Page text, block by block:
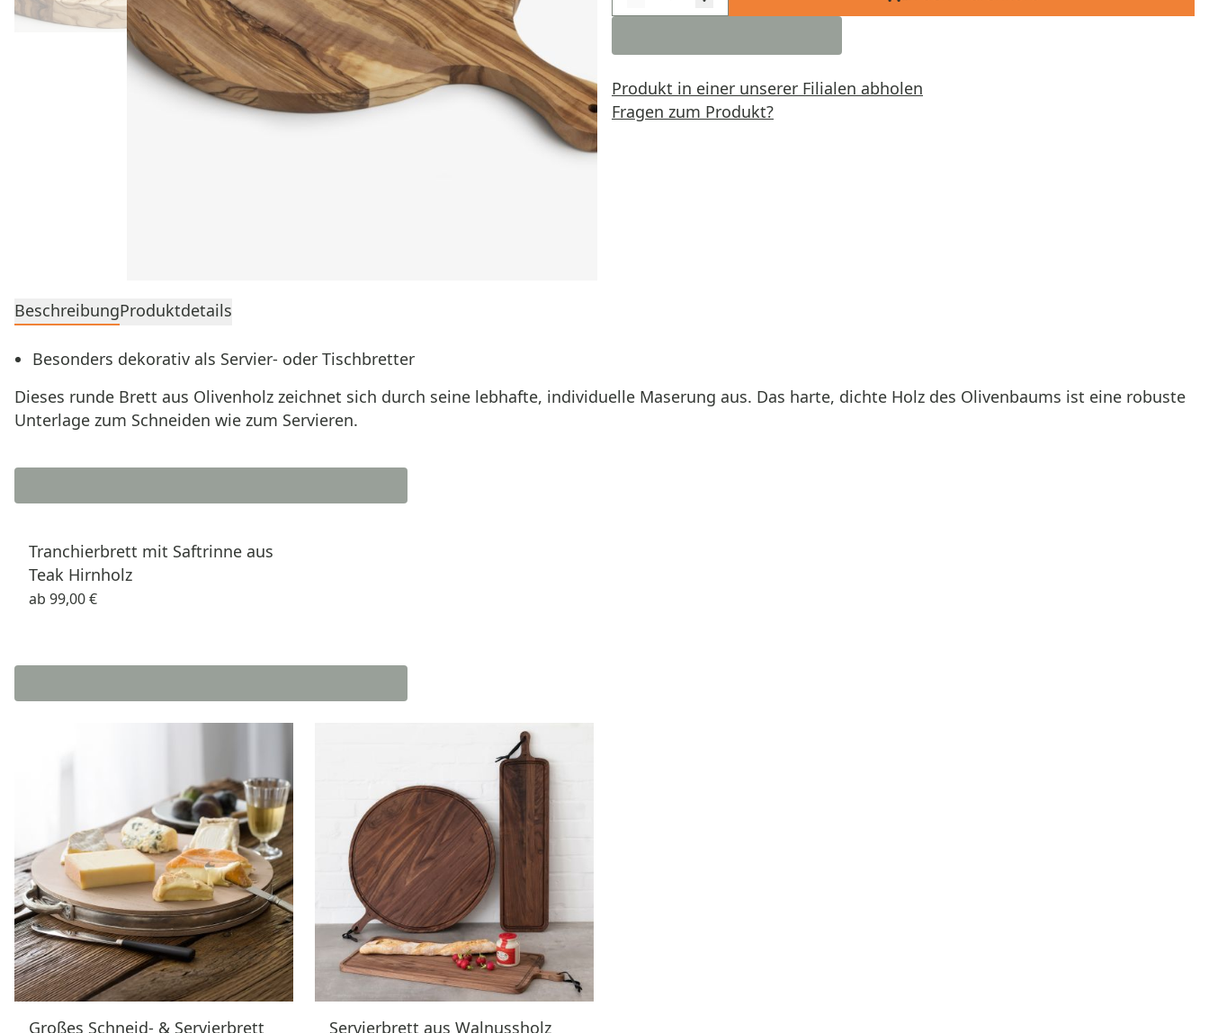
Produkt in einer unserer Filialen abholen
Fragen zum Produkt?
BeschreibungProduktdetails
Besonders dekorativ als Servier‑ oder Tischbretter
Dieses runde Brett aus Olivenholz zeichnet sich durch seine lebhafte, individuelle Maserung aus. Das harte, dichte Holz des Olivenbaums ist eine robuste
Unterlage zum Schneiden wie zum Servieren.
Tranchierbrett mit Saftrinne aus
Teak Hirnholz
ab 99,00 €
Großes Schneid- & Servierbrett Servierbrett aus Walnussholz